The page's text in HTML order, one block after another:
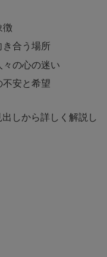
徴
合う場所
の心の迷い
安と希望
しから詳しく解説し